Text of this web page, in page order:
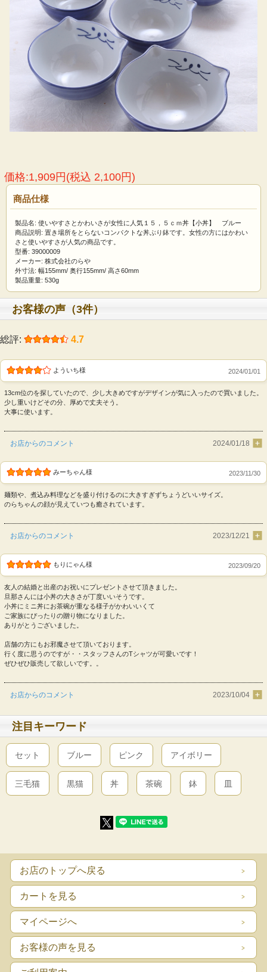
価格:1,909円(税込 2,100円)
商品仕様
製品名: 使いやすさとかわいさが女性に人気１５，５ｃｍ丼【小丼】 ブルー
商品説明: 置き場所をとらないコンパクトな丼ぶり鉢です。女性の方にはかわい
さと使いやすさが人気の商品です。
型番: 39000009
メーカー: 株式会社のらや
外寸法: 幅155mm/ 奥行155mm/ 高さ60mm
製品重量: 530g
お客様の声（3件）
総評: 4.7
よういち様 2024/01/01
13cm位のを探していたので、少し大きめですがデザインが気に入ったので買いました。
少し重いけどその分、厚めで丈夫そう。
大事に使います。
お店からのコメント 2024/01/18
みーちゃん様 2023/11/30
麺類や、煮込み料理などを盛り付けるのに大きすぎずちょうどいいサイズ。
のらちゃんの顔が見えていつも癒されています。
お店からのコメント 2023/12/21
もりにゃん様 2023/09/20
友人の結婚と出産のお祝いにプレゼントさせて頂きました。
旦那さんには小丼の大きさが丁度いいそうです。
小丼にミニ丼にお茶碗が重なる様子がかわいいくて
ご家族にぴったりの贈り物になりました。
ありがとうございました。
店舗の方にもお邪魔させて頂いております。
行く度に思うのですが・・スタッフさんのTシャツが可愛いです！
ぜひぜひ販売して欲しいです。。
お店からのコメント 2023/10/04
注目キーワード
セット ブルー ピンク アイボリー
三毛猫 黒猫 丼 茶碗 鉢 皿
お店のトップへ戻る
カートを見る
マイページへ
お客様の声を見る